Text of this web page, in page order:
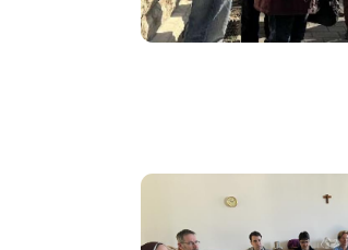
Image